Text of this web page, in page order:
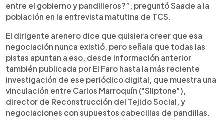
entre el gobierno y pandilleros?”, preguntó Saade a la
población en la entrevista matutina de TCS.
El dirigente arenero dice que quisiera creer que esa
negociación nunca existió, pero señala que todas las
pistas apuntan a eso, desde información anterior
también publicada por El Faro hasta la más reciente
investigación de ese periódico digital, que muestra una
vinculación entre Carlos Marroquín ("Sliptone"),
director de Reconstrucción del Tejido Social, y
negociaciones con supuestos cabecillas de pandillas.